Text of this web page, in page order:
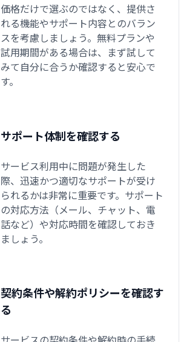
価格だけで選ぶのではなく、提供さ
れる機能やサポート内容とのバラン
スを考慮しましょう。無料プランや
試用期間がある場合は、まず試して
みて自分に合うか確認すると安心で
す。
サポート体制を確認する
サービス利用中に問題が発生した
際、迅速かつ適切なサポートが受け
られるかは非常に重要です。サポート
の対応方法（メール、チャット、電
話など）や対応時間を確認しておき
ましょう。
契約条件や解約ポリシーを確認す
る